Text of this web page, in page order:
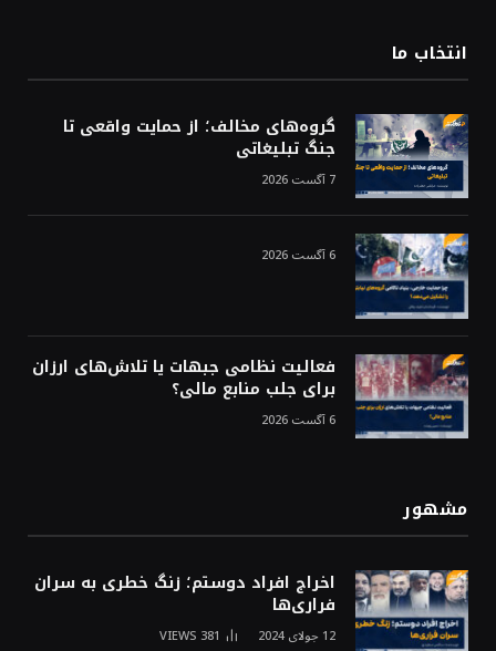
انتخاب ما
گروه‌های مخالف؛ از حمایت واقعی تا
جنگ تبلیغاتی
7 آگست 2026
6 آگست 2026
فعالیت نظامی جبهات یا تلاش‌های ارزان
برای جلب منابع مالی؟
6 آگست 2026
مشهور
اخراج افراد دوستم؛ زنگ خطری به سران
فراری‌ها
12 جولای 2024 381
VIEWS